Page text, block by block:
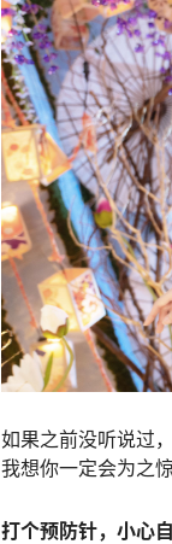
如果之前没听说过
我想你一定会为之
打个预防针，小心